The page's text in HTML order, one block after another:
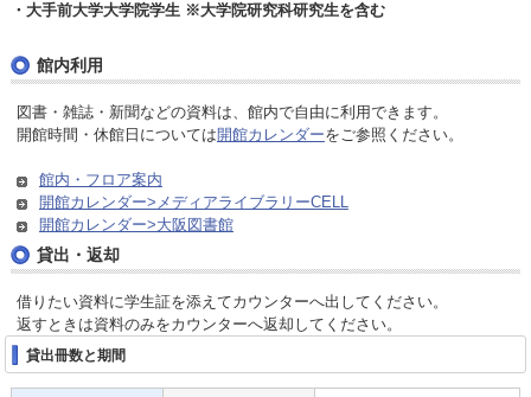
・大手前大学大学院学生 ※大学院研究科研究生を含む
館内利用
図書・雑誌・新聞などの資料は、館内で自由に利用できます。
開館時間・休館日については開館カレンダーをご参照ください。
館内・フロア案内
開館カレンダー>メディアライブラリーCELL
開館カレンダー>大阪図書館
貸出・返却
借りたい資料に学生証を添えてカウンターへ出してください。
返すときは資料のみをカウンターへ返却してください。
貸出冊数と期間